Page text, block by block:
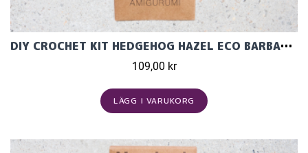
DIY CROCHET KIT HEDGEHOG HAZEL ECO BARBANTE
109,00 kr
LÄGG I VARUKORG